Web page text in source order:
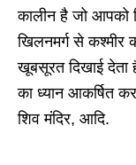
कालीन है जो आपको
खिलनमर्ग से कश्मीर
खूबसूरत दिखाई देता
का ध्यान आकर्षित
शिव मंदिर, आदि.